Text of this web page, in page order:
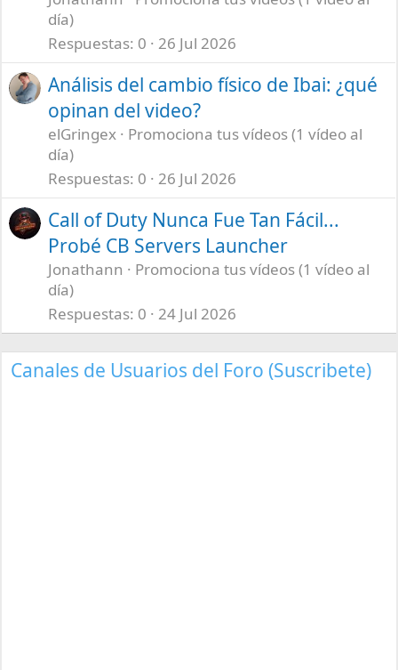
día)
Respuestas 0 26 Jul 2026
Análisis del cambio físico de Ibai: ¿qué
opinan del video?
elGringex
Promociona tus vídeos (1 vídeo al
día)
Respuestas 0 26 Jul 2026
Call of Duty Nunca Fue Tan Fácil...
Probé CB Servers Launcher
Jonathann
Promociona tus vídeos (1 vídeo al
día)
Respuestas 0 24 Jul 2026
Canales de Usuarios del Foro (Suscribete)